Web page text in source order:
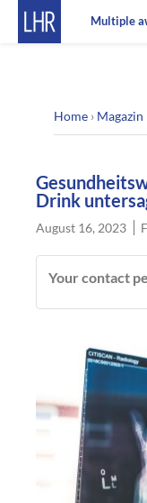
Multiple
Home › Magazin
Drink
August 16, 2023
Your contact